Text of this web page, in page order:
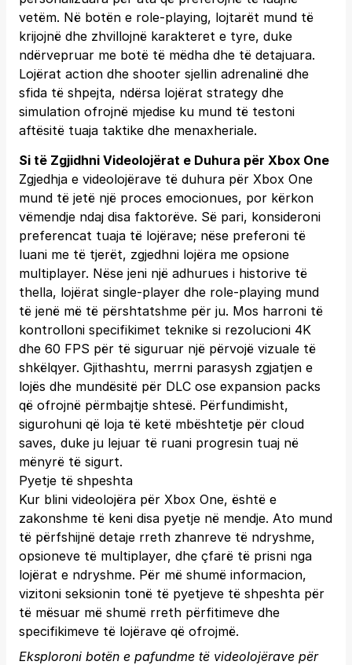
vetëm. Në botën e role-playing, lojtarët mund të
krijojnë dhe zhvillojnë karakteret e tyre, duke
ndërvepruar me botë të mëdha dhe të detajuara.
Lojërat action dhe shooter sjellin adrenalinë dhe
sfida të shpejta, ndërsa lojërat strategy dhe
simulation ofrojnë mjedise ku mund të testoni
aftësitë tuaja taktike dhe menaxheriale.
Si të Zgjidhni Videolojërat e Duhura për Xbox One
Zgjedhja e videolojërave të duhura për Xbox One
mund të jetë një proces emocionues, por kërkon
vëmendje ndaj disa faktorëve. Së pari, konsideroni
preferencat tuaja të lojërave; nëse preferoni të
luani me të tjerët, zgjedhni lojëra me opsione
multiplayer. Nëse jeni një adhurues i historive të
thella, lojërat single-player dhe role-playing mund
të jenë më të përshtatshme për ju. Mos harroni të
kontrolloni specifikimet teknike si rezolucioni 4K
dhe 60 FPS për të siguruar një përvojë vizuale të
shkëlqyer. Gjithashtu, merrni parasysh zgjatjen e
lojës dhe mundësitë për DLC ose expansion packs
që ofrojnë përmbajtje shtesë. Përfundimisht,
sigurohuni që loja të ketë mbështetje për cloud
saves, duke ju lejuar të ruani progresin tuaj në
mënyrë të sigurt.
Pyetje të shpeshta
Kur blini videolojëra për Xbox One, është e
zakonshme të keni disa pyetje në mendje. Ato mund
të përfshijnë detaje rreth zhanreve të ndryshme,
opsioneve të multiplayer, dhe çfarë të prisni nga
lojërat e ndryshme. Për më shumë informacion,
vizitoni seksionin tonë të pyetjeve të shpeshta për
të mësuar më shumë rreth përfitimeve dhe
specifikimeve të lojërave që ofrojmë.
Eksploroni botën e pafundme të videolojërave për